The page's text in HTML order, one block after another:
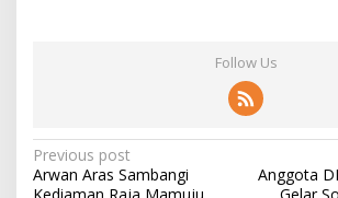
Follow Us
P
Previous post
Arwan Aras Sambangi
Anggota